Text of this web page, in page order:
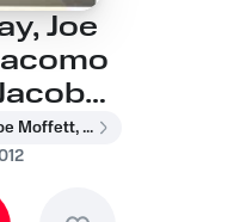
Joe
Kaplan -
Luther Gray, Joe Moffett, Giacomo Merega, Jacob William, Noah Kaplan